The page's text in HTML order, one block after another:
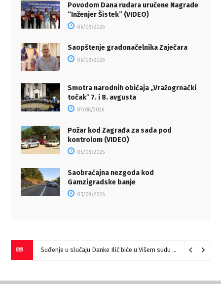
Povodom Dana rudara uručene Nagrade
“Inženjer Šistek” (VIDEO)
06/08/2026
Saopštenje gradonačelnika Zaječara
06/08/2026
Smotra narodnih običaja „Vražogrnački
točakˮ 7. i 8. avgusta
07/08/2026
Požar kod Zagrađa za sada pod
kontrolom (VIDEO)
05/08/2026
Saobraćajna nezgoda kod
Gamzigradske banje
05/08/2026
Suđenje u slučaju Danke Ilić biće u Višem sudu u Negotinu?